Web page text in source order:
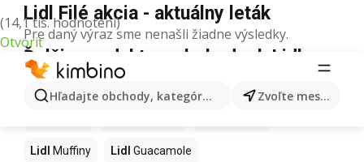
(14,1 tis. hodnotení)
Otvoriť
Hľadajte obchody, kategórie, produkty... Zvoľte mesto
Lidl Filé akcia - aktuálny leták
Pre daný výraz sme nenašli žiadne výsledky.
Ďalšie produkty v obchodoch Lidl
Lidl Muffiny Lidl Guacamole